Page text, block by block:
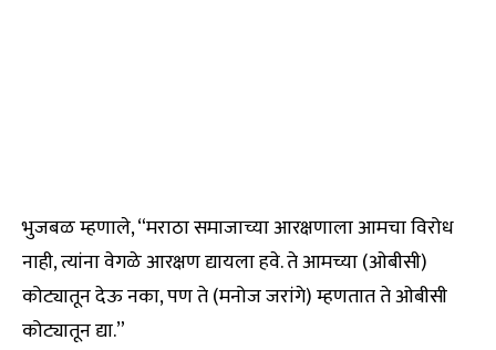
भुजबळ म्हणाले, “मराठा समाजाच्या आरक्षणाला आमचा विरोध
नाही, त्यांना वेगळे आरक्षण द्यायला हवे. ते आमच्या (ओबीसी)
कोट्यातून देऊ नका, पण ते (मनोज जरांगे) म्हणतात ते ओबीसी
कोट्यातून द्या.”